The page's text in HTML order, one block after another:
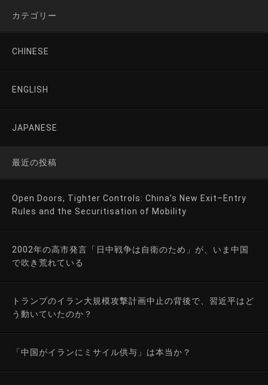
カテゴリー
CHINESE
ENGLISH
JAPANESE
最近の投稿
Open Doors, Tighter Controls: China’s New Exit–Entry
Rules and the Securitisation of Mobility
2002年の高市発言「日中戦争は自衛のため」が、いま中国
で吹き荒れている
トランプのイラン大規模攻撃計画中止の背後で、習近平はど
う動いていたのか？
「中国がイランにミサイル供与」は本当か？